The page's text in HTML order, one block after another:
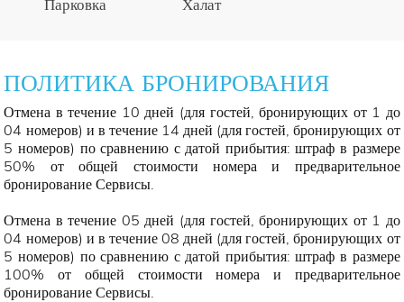
Парковка Халат
ПОЛИТИКА БРОНИРОВАНИЯ
Отмена в течение 10 дней (для гостей, бронирующих от 1 до
04 номеров) и в течение 14 дней (для гостей, бронирующих от
5 номеров) по сравнению с датой прибытия: штраф в размере
50% от общей стоимости номера и предварительное
бронирование Сервисы.
Отмена в течение 05 дней (для гостей, бронирующих от 1 до
04 номеров) и в течение 08 дней (для гостей, бронирующих от
5 номеров) по сравнению с датой прибытия: штраф в размере
100% от общей стоимости номера и предварительное
бронирование Сервисы.